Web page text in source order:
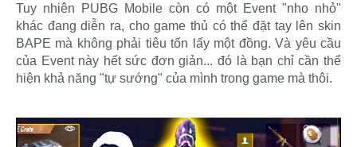
Tuy nhiên PUBG Mobile còn có một Event "nho nhỏ"
khác đang diễn ra, cho game thủ có thể đặt tay lên skin
BAPE mà không phải tiêu tốn lấy một đồng. Và yêu cầu
của Event này hết sức đơn giản... đó là bạn chỉ cần thể
hiện khả năng "tự sướng" của mình trong game mà thôi.